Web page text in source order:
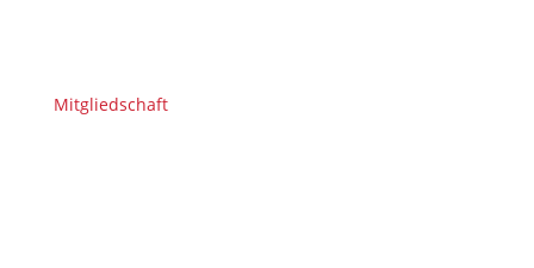
Mitgliedschaft